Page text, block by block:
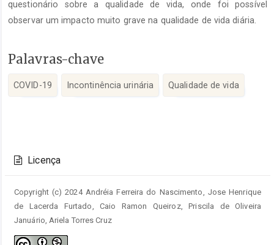
questionário sobre a qualidade de vida, onde foi possível
observar um impacto muito grave na qualidade de vida diária.
Palavras-chave
COVID-19 Incontinência urinária Qualidade de vida
do
artigo
Licença
Copyright (c) 2024 Andréia Ferreira do Nascimento, Jose Henrique
de Lacerda Furtado, Caio Ramon Queiroz, Priscila de Oliveira
Januário, Ariela Torres Cruz